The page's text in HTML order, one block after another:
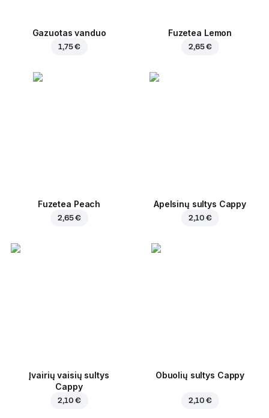
Gazuotas vanduo
1,75 €
Fuzetea Lemon
2,65 €
Fuzetea Peach
2,65 €
Apelsinų sultys Cappy
2,10 €
Įvairių vaisių sultys
Cappy
2,10 €
Obuolių sultys Cappy
2,10 €